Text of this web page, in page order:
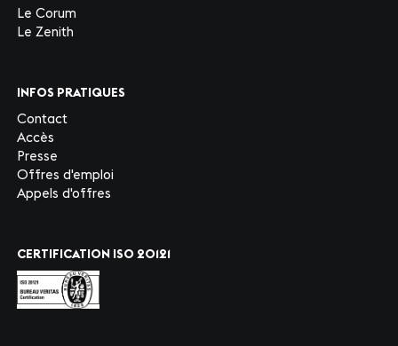
Le Corum
Le Zenith
INFOS PRATIQUES
Contact
Accès
Presse
Offres d'emploi
Appels d'offres
CERTIFICATION ISO 20121